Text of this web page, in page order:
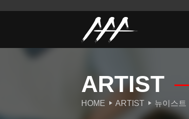
ARTIST
HOME ARTIST 뉴이스트